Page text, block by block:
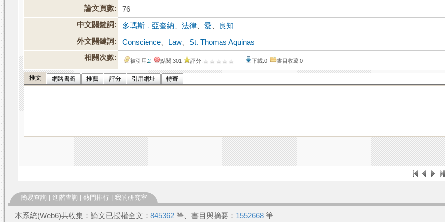
論文頁數:
76
中文關鍵詞:
多瑪斯．亞奎納 、法律 、愛
良知
外文關鍵詞:
Conscience Law
St. Thomas Aquinas
相關次數:
被引用:2 點閱:301 評分: 下載:0 書目收藏:0
推文 網路書籤 推薦 評分 引用網址 轉寄
簡易查詢 進階查詢 熱門排行 我的研究室
本系統(Web6)共收集：論文已授權全文： 845362 筆、書目與摘要： 1552668 筆